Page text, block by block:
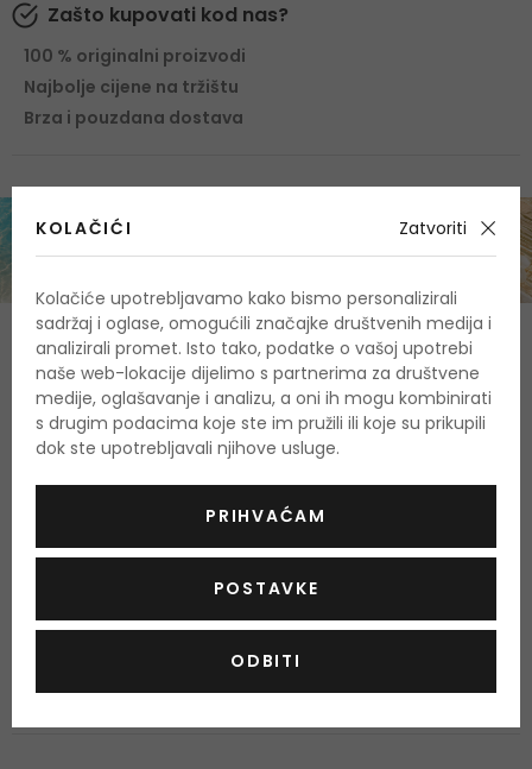
Zašto kupovati kod nas?
100 % originalni proizvodi
Najbolje cijene na tržištu
Brza i pouzdana dostava
O proizvodu
OPIS OCJENA
Još nema recenzija za ovaj proizvod.
OCIJENITE PROIZVOD
OSTALE INFORMACIJE
KOLAČIĆI Zatvoriti
Kolačiće upotrebljavamo kako bismo personalizirali
sadržaj i oglase, omogućili značajke društvenih medija i
analizirali promet. Isto tako, podatke o vašoj upotrebi
naše web-lokacije dijelimo s partnerima za društvene
medije, oglašavanje i analizu, a oni ih mogu kombinirati
s drugim podacima koje ste im pružili ili koje su prikupili
dok ste upotrebljavali njihove usluge.
PRIHVAĆAM
POSTAVKE
ODBITI